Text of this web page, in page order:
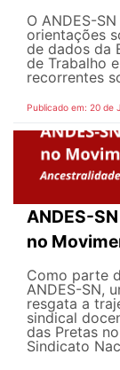
O ANDES-
orientações
de dados da
de Trabalho
recorrentes
Publicado em: 20 de
ANDES-
no
Como parte
ANDES-SN,
resgata a
sindical
das Pretas
Sindicato